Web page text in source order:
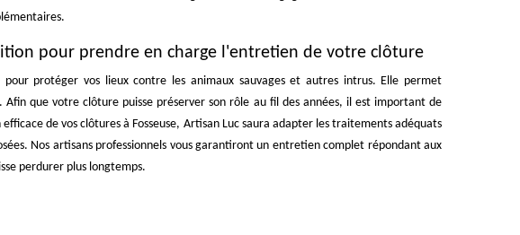
pour prendre en charge l'entretien de votre clôture
protéger vos lieux contre les animaux sauvages et autres intrus. Elle permet
que votre clôture puisse préserver son rôle au fil des années, il est important de
de vos clôtures à Fosseuse, Artisan Luc saura adapter les traitements adéquats
Nos artisans professionnels vous garantiront un entretien complet répondant aux
perdurer plus longtemps.